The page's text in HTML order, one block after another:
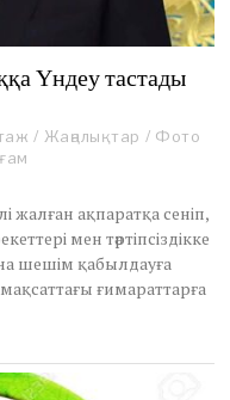
Үндеу тастады
/ Жаңалықтар / Фото
жалған ақпаратқа сеніп,
мен тәртіпсіздікке
шешім қабылдауға
ғимараттарға